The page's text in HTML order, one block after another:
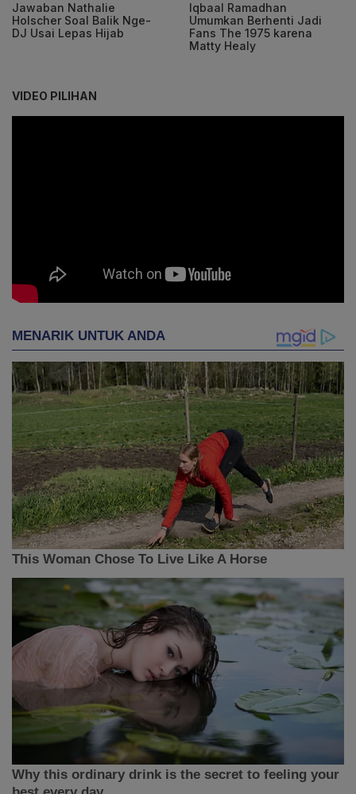
Jawaban Nathalie
Holscher Soal Balik Nge-
DJ Usai Lepas Hijab
Iqbaal Ramadhan
Umumkan Berhenti Jadi
Fans The 1975 karena
Matty Healy
VIDEO PILIHAN